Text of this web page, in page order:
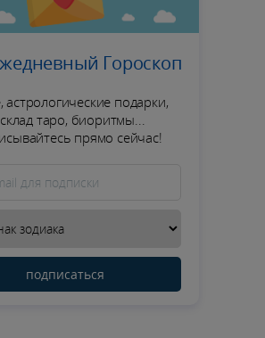
Гороскоп
подарки,
таро, биоритмы...
прямо сейчас!
подписаться